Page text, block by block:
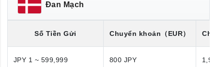
Đan Mạch
Số Tiền Gửi Chuyển khoản （EUR）
JPY 1 ~ 599,999 800 JPY